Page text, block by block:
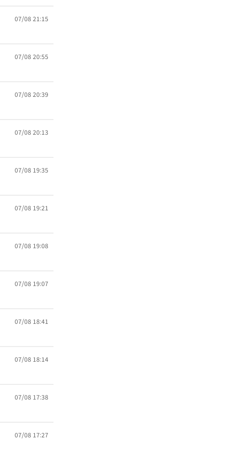
07/08 21:15
07/08 20:55
07/08 20:39
07/08 20:13
07/08 19:35
07/08 19:21
07/08 19:08
07/08 19:07
07/08 18:41
07/08 18:14
07/08 17:38
07/08 17:27